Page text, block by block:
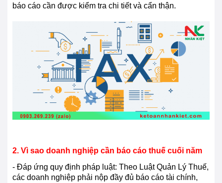
báo cáo cần được kiểm tra chi tiết và cẩn thận.
2. Vì sao doanh nghiệp cần báo cáo thuế cuối năm
- Đáp ứng quy định pháp luật: Theo Luật Quản Lý Thuế,
các doanh nghiệp phải nộp đầy đủ báo cáo tài chính,